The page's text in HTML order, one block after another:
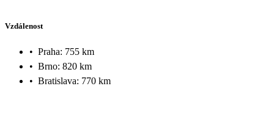
Vzdálenost
• Praha: 755 km
• Brno: 820 km
• Bratislava: 770 km